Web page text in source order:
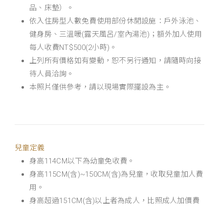
品、床墊）。
依入住房型人數免費使用部份休閒設施：戶外泳池、
健身房、三溫暖(露天風呂/室內湯池)；額外加人使用
每人收費NT$500(2小時)。
上列所有價格如有變動，恕不另行通知，請隨時向接
待人員洽詢。
本照片僅供參考，請以現場實際擺設為主。
兒童定義
身高114CM以下為幼童免收費。
身高115CM(含)~150CM(含)為兒童，收取兒童加人費
用。
身高超過151CM(含)以上者為成人，比照成人加價費